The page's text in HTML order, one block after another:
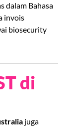
dalam Bahasa
invois
biosecurity
di
juga